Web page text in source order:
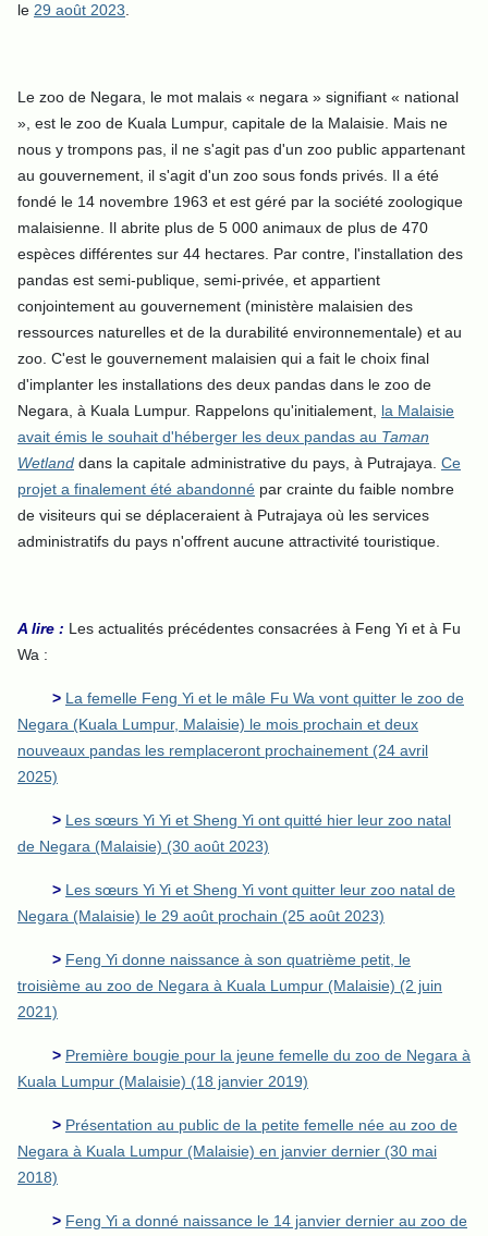
le 29 août 2023
Le zoo de Negara, le mot malais « negara » signifiant « national
», est le zoo de Kuala Lumpur, capitale de la Malaisie. Mais ne
nous y trompons pas, il ne s'agit pas d'un zoo public appartenant
au gouvernement, il s'agit d'un zoo sous fonds privés. Il a été
fondé le 14 novembre 1963 et est géré par la société zoologique
malaisienne. Il abrite plus de 5 000 animaux de plus de 470
espèces différentes sur 44 hectares. Par contre, l'installation des
pandas est semi-publique, semi-privée, et appartient
conjointement au gouvernement (ministère malaisien des
ressources naturelles et de la durabilité environnementale) et au
zoo. C'est le gouvernement malaisien qui a fait le choix final
d'implanter les installations des deux pandas dans le zoo de
Negara, à Kuala Lumpur. Rappelons qu'initialement, la Malaisie
avait émis le souhait d'héberger les deux pandas au Taman
Wetland dans la capitale administrative du pays, à Putrajaya. Ce
projet a finalement été abandonné par crainte du faible nombre
de visiteurs qui se déplaceraient à Putrajaya où les services
administratifs du pays n'offrent aucune attractivité touristique.
A lire : Les actualités précédentes consacrées à Feng Yi et à Fu
Wa :
> La femelle Feng Yi et le mâle Fu Wa vont quitter le zoo de
Negara (Kuala Lumpur, Malaisie) le mois prochain et deux
nouveaux pandas les remplaceront prochainement (24 avril
2025)
> Les sœurs Yi Yi et Sheng Yi ont quitté hier leur zoo natal
de Negara (Malaisie) (30 août 2023)
> Les sœurs Yi Yi et Sheng Yi vont quitter leur zoo natal de
Negara (Malaisie) le 29 août prochain (25 août 2023)
> Feng Yi donne naissance à son quatrième petit, le
troisième au zoo de Negara à Kuala Lumpur (Malaisie) (2 juin
2021)
> Première bougie pour la jeune femelle du zoo de Negara à
Kuala Lumpur (Malaisie) (18 janvier 2019)
> Présentation au public de la petite femelle née au zoo de
Negara à Kuala Lumpur (Malaisie) en janvier dernier (30 mai
2018)
> Feng Yi a donné naissance le 14 janvier dernier au zoo de